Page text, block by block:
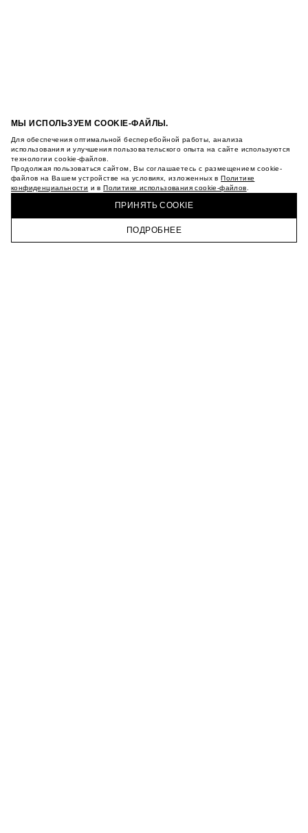
МЫ ИСПОЛЬЗУЕМ COOKIE-ФАЙЛЫ.
Для обеспечения оптимальной бесперебойной работы, анализа
использования и улучшения пользовательского опыта на сайте используются
технологии cookie-файлов.
Продолжая пользоваться сайтом, Вы соглашаетесь с размещением cookie-
файлов на Вашем устройстве на условиях, изложенных вПолитике
конфиденциальности и вПолитике использования cookie-файлов
ПРИНЯТЬ COOKIE
ПОДРОБНЕЕ
ГЛАВНАЯ КАТАЛОГ КОРЗИНА ПРОФИЛЬ